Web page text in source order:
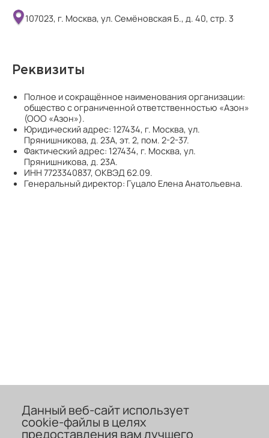
107023, г. Москва, ул. Семёновская Б., д. 40, стр. 3
Реквизиты
Полное и сокращённое наименования организации:
общество с ограниченной ответственностью «Азон»
(ООО «Азон»).
Юридический адрес: 127434, г. Москва, ул.
Прянишникова, д. 23А, эт. 2, пом. 2-2-37.
Фактический адрес: 127434, г. Москва, ул.
Прянишникова, д. 23А.
ИНН 7723340837, ОКВЭД 62.09.
Генеральный директор: Гуцало Елена Анатольевна.
Данный веб-сайт использует
cookie-файлы в целях
предоставления вам лучшего